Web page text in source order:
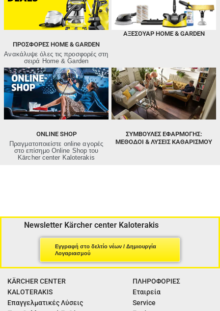
ΠΡΟΣΦΟΡΈΣ HOME & GARDEN
Ανακάλυψε όλες τις προσφορές στη
σειρά Home & Garden
ΑΞΕΣΟΥΑΡ HOME & GARDEN
ONLINE SHOP
Πραγματοποιείστε online αγορές
στο επίσημο Online Shop του
Kärcher center Kaloterakis
ΣΥΜΒΟΥΛΕΣ ΕΦΑΡΜΟΓΗΣ:
ΜΈΘΟΔΟΙ & ΛΎΣΕΙΣ ΚΑΘΑΡΙΣΜΟΎ
Newsletter Kärcher center Kaloterakis
Εγγραφή στο δελτίο νέων / Δημιουργία
Λογαριασμού
KÄRCHER CENTER
KALOTERAKIS
Επαγγελματικές Λύσεις
ΠΛΗΡΟΦΟΡΙΕΣ
Εταιρεία
Service